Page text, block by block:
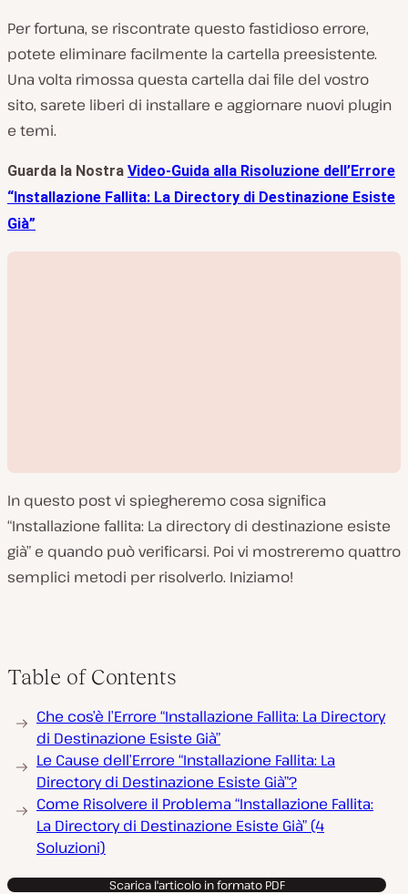
Per fortuna, se riscontrate questo fastidioso errore,
potete eliminare facilmente la cartella preesistente.
Una volta rimossa questa cartella dai file del vostro
sito, sarete liberi di installare e aggiornare nuovi plugin
e temi.
Guarda la Nostra Video-Guida alla Risoluzione dell’Errore
“Installazione Fallita: La Directory di Destinazione Esiste
Già”
v
i
d
o
In questo post vi spiegheremo cosa significa
“Installazione fallita: La directory di destinazione esiste
già” e quando può verificarsi. Poi vi mostreremo quattro
semplici metodi per risolverlo. Iniziamo!
Table of Contents
Che cos’è l’Errore “Installazione Fallita: La Directory
di Destinazione Esiste Già”
Le Cause dell’Errore “Installazione Fallita: La
Directory di Destinazione Esiste Già”?
Come Risolvere il Problema “Installazione Fallita:
La Directory di Destinazione Esiste Già” (4
Soluzioni)
Scarica l'articolo in formato PDF